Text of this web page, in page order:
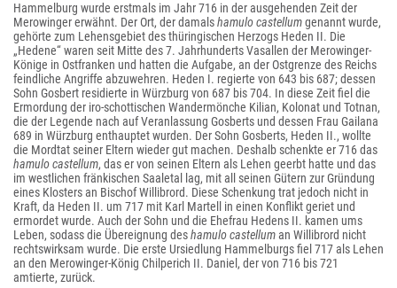
Hammelburg wurde erstmals im Jahr 716 in der ausgehenden Zeit der
Merowinger erwähnt. Der Ort, der damalshamulo castellumgenannt wurde,
gehörte zum Lehensgebiet des thüringischen Herzogs Heden II. Die
„Hedene“ waren seit Mitte des 7. Jahrhunderts Vasallen der Merowinger-
Könige in Ostfranken und hatten die Aufgabe, an der Ostgrenze des Reichs
feindliche Angriffe abzuwehren. Heden I. regierte von 643 bis 687; dessen
Sohn Gosbert residierte in Würzburg von 687 bis 704. In diese Zeit fiel die
Ermordung der iro-schottischen Wandermönche Kilian, Kolonat und Totnan,
die der Legende nach auf Veranlassung Gosberts und dessen Frau Gailana
689 in Würzburg enthauptet wurden. Der Sohn Gosberts, Heden II., wollte
die Mordtat seiner Eltern wieder gut machen. Deshalb schenkte er 716 das
hamulo castellum, das er von seinen Eltern als Lehen geerbt hatte und das
im westlichen fränkischen Saaletal lag, mit all seinen Gütern zur Gründung
eines Klosters an Bischof Willibrord. Diese Schenkung trat jedoch nicht in
Kraft, da Heden II. um 717 mit Karl Martell in einen Konflikt geriet und
ermordet wurde. Auch der Sohn und die Ehefrau Hedens II. kamen ums
Leben, sodass die Übereignung deshamulo castelluman Willibrord nicht
rechtswirksam wurde. Die erste Ursiedlung Hammelburgs fiel 717 als Lehen
an den Merowinger-König Chilperich II. Daniel, der von 716 bis 721
amtierte, zurück.